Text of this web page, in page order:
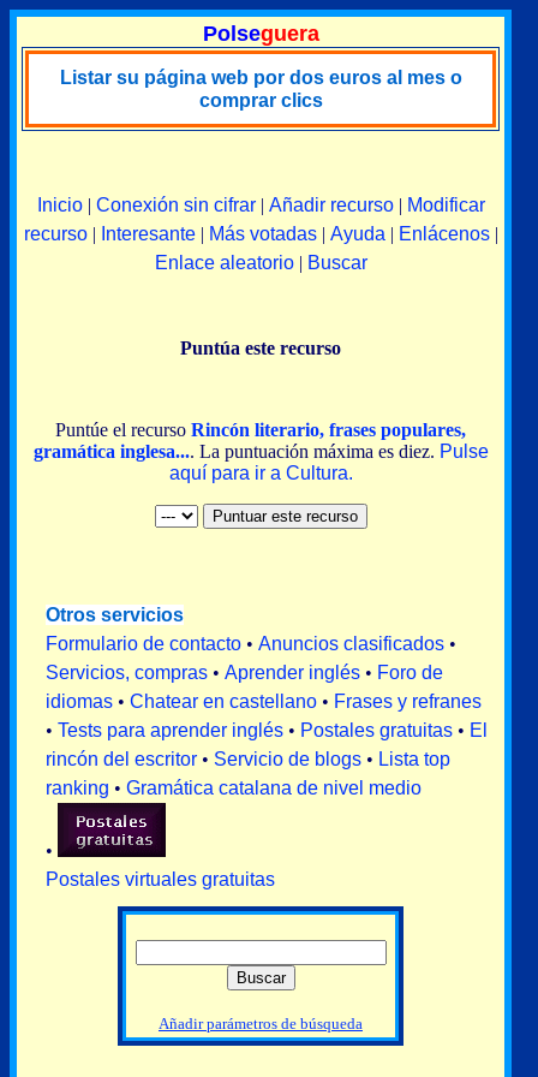
Polseguera
Listar su página web por dos euros al mes o
comprar clics
Inicio| Conexión sin cifrar| Añadir recurso| Modificar
recurso| Interesante| Más votadas| Ayuda | Enlácenos|
Enlace aleatorio| Buscar
Puntúa este recurso
Puntúe el recurso Rincón literario, frases populares,
gramática inglesa.... La puntuación máxima es diez. Pulse
aquí para ir a Cultura.
Otros servicios
Formulario de contacto • Anuncios clasificados •
Servicios, compras • Aprender inglés • Foro de
idiomas • Chatear en castellano • Frases y refranes
• Tests para aprender inglés • Postales gratuitas • El
rincón del escritor • Servicio de blogs • Lista top
ranking • Gramática catalana de nivel medio
•
Postales virtuales gratuitas
Añadir parámetros de búsqueda